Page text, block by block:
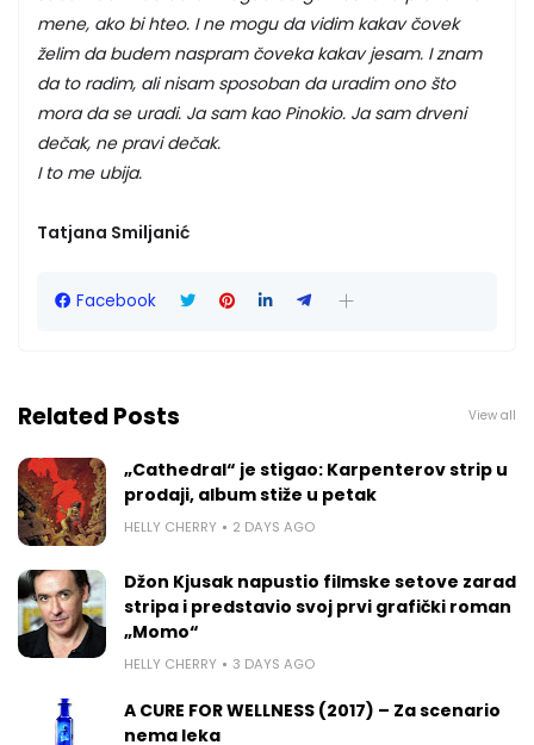
mene, ako bi hteo. I ne mogu da vidim kakav čovek
želim da budem naspram čoveka kakav jesam. I znam
da to radim, ali nisam sposoban da uradim ono što
mora da se uradi. Ja sam kao Pinokio. Ja sam drveni
dečak, ne pravi dečak.
I to me ubija.
Tatjana Smiljanić
Facebook
Related Posts View all
„Cathedral“ je stigao: Karpenterov strip u
prodaji, album stiže u petak
HELLY CHERRY 2 DAYS AGO
Džon Kjusak napustio filmske setove zarad
stripa i predstavio svoj prvi grafički roman
„Momo“
HELLY CHERRY 3 DAYS AGO
A CURE FOR WELLNESS (2017) – Za scenario
nema leka